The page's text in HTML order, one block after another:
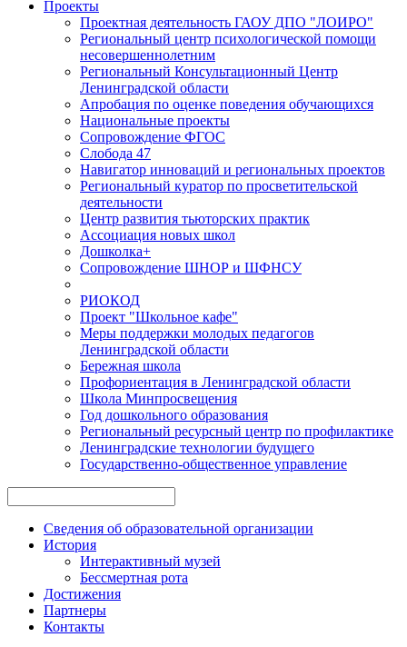
Проекты
Проектная деятельность ГАОУ ДПО "ЛОИРО"
Региональный центр психологической помощи
несовершеннолетним
Региональный Консультационный Центр
Ленинградской области
Апробация по оценке поведения обучающихся
Национальные проекты
Сопровождение ФГОС
Слобода 47
Навигатор инноваций и региональных проектов
Региональный куратор по просветительской
деятельности
Центр развития тьюторских практик
Ассоциация новых школ
Дошколка+
Сопровождение ШНОР и ШФНСУ
РИОКОД
Проект "Школьное кафе"
Меры поддержки молодых педагогов
Ленинградской области
Бережная школа
Профориентация в Ленинградской области
Школа Минпросвещения
Год дошкольного образования
Региональный ресурсный центр по профилактике
Ленинградские технологии будущего
Государственно-общественное управление
Сведения об образовательной организации
История
Интерактивный музей
Бессмертная рота
Достижения
Партнеры
Контакты